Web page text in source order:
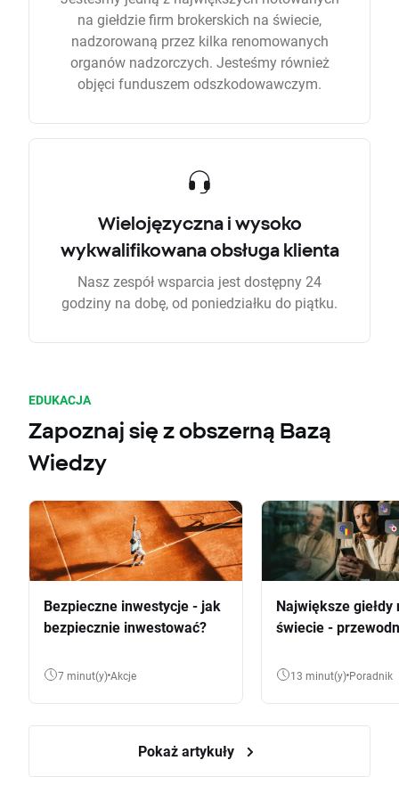
na giełdzie firm brokerskich na świecie,
nadzorowaną przez kilka renomowanych
organów nadzorczych. Jesteśmy również
objęci funduszem odszkodowawczym.
Wielojęzyczna i wysoko
wykwalifikowana obsługa klienta
Nasz zespół wsparcia jest dostępny 24
godziny na dobę, od poniedziałku do piątku.
EDUKACJA
Zapoznaj się z obszerną Bazą
Wiedzy
Bezpieczne inwestycje - jak
bezpiecznie inwestować?
7 minut(y) Akcje
Największe giełdy
świecie -
13 minut(y) Poradnik
Pokaż artykuły